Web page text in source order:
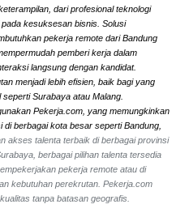
dari profesional teknologi
kesuksesan bisnis. Solusi
pekerja remote dari Bandung
pemberi kerja dalam
langsung dengan kandidat.
menjadi lebih efisien, baik bagi yang
Surabaya atau Malang.
Pekerja.com, yang memungkinkan
berbagai kota besar seperti Bandung,
akses talenta terbaik di berbagai provinsi
berbagai pilihan talenta tersedia
pekerja remote atau di
kebutuhan perekrutan. Pekerja.com
tanpa batasan geografis.